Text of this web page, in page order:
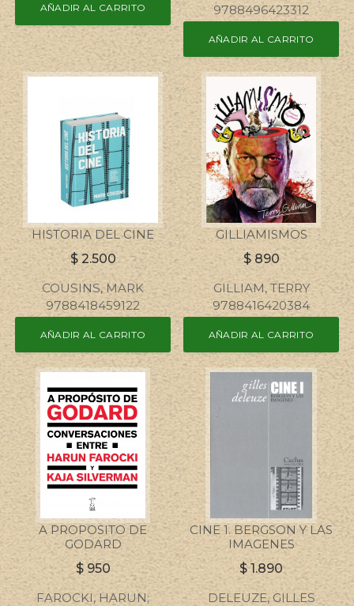
AÑADIR AL CARRITO 9788496423312
AÑADIR AL CARRITO
HISTORIA DEL CINE
$ 2.500
COUSINS, MARK
9788418459122
AÑADIR AL CARRITO
GILLIAMISMOS
$ 890
GILLIAM, TERRY
9788416420384
AÑADIR AL CARRITO
A PROPOSITO DE
GODARD
$ 950
FAROCKI, HARUN;
CINE 1. BERGSON Y LAS
IMAGENES
$1.890
DELEUZE, GILLES